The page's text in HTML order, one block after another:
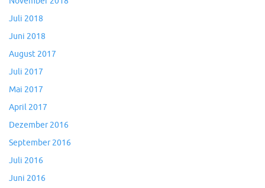
Juli 2018
Juni 2018
August 2017
Juli 2017
Mai 2017
April 2017
Dezember 2016
September 2016
Juli 2016
Juni 2016